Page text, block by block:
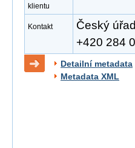
klientu
Kontakt
Český
+420 284
Detailní metadata
Metadata XML